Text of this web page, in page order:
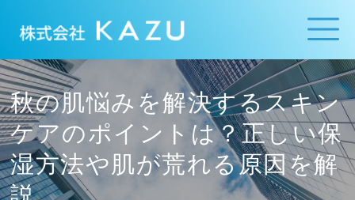
秋の肌悩みを解決するスキン
ケアのポイントは？正しい保
湿方法や肌が荒れる原因を解